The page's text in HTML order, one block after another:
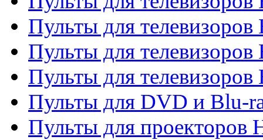
Пульты для телевизоров
Пульты для телевизоров
Пульты для телевизоров
Пульты для DVD и Blu-
Пульты для проекторов